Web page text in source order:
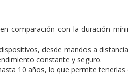
comparación con la duración
desde mandos a
constante y seguro.
10 años, lo que permite